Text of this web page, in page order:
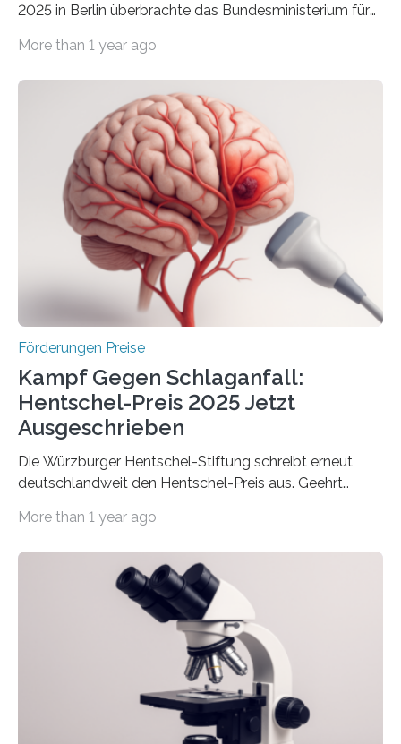
2025 in Berlin überbrachte das Bundesministerium für
Überplanmäßige Verpflichtungsermächtigungen in
Woche vom Haushaltsausschuss freigegeben – unter
anderem zur Unterstützung der
Industrieforschungsprogramme Industrielle
Gemeinschaftsforschung (IGF), Zentrales
Innovationsprogramm Mittelstand (ZIM) und
Innovationskompetenz INNO-KOM. Auf dem
Innovationstag Mittelstand 2025 am 5. Juni 2025 in
Berlin überbrachte das Bundesministerium für
Wirtschaft und Energie eine gute Nachricht:
Überplanmäßige Verpflichtungsermächtigungen in
More than 1 year ago
Förderungen Preise
Kampf Gegen Schlaganfall:
Hentschel-Preis 2025 Jetzt
Ausgeschrieben
Die Würzburger Hentschel-Stiftung schreibt erneut
deutschlandweit den Hentschel-Preis aus. Geehrt
hochrangige wissenschaftliche Publikation zum Thema
Schlaganfall“ mit Sitz in Würzburg fördert die
Schlaganfallforschung, um die Behandlung der
Betroffenen zu verbessern. Dazu schreibt sie auch in
diesem Jahr wieder deutschlandweit den Hentschel-
Preis aus. Er richtet sich gezielt an jüngere
Forscherinnen und Forscher unter 40 Jahren. Geehrt
werden soll eine herausragende Doktorarbeit oder eine
hochrangige wissenschaftliche Publikation zum Thema
More than 1 year ago